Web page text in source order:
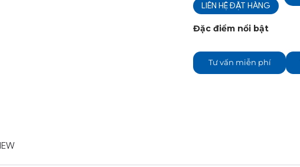
LIÊN HỆ ĐẶT HÀNG
Đặc điểm nổi bật
Tư vấn miễn phí